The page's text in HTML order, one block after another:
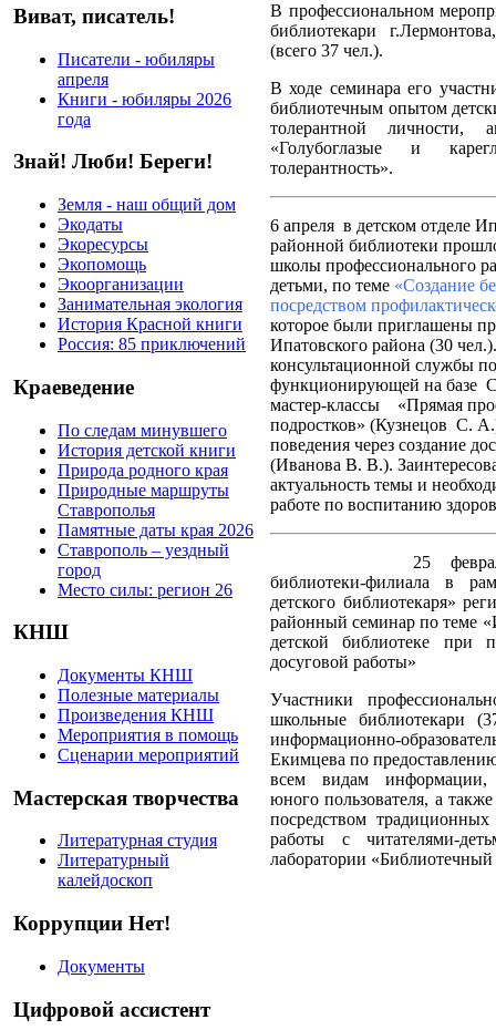
Виват, писатель!
Писатели - юбиляры
апреля
Книги - юбиляры 2026
года
Знай! Люби! Береги!
Земля - наш общий дом
Экодаты
Экоресурсы
Экопомощь
Экоорганизации
Занимательная экология
История Красной книги
Россия: 85 приключений
Краеведение
По следам минувшего
История детской книги
Природа родного края
Природные маршруты
Ставрополья
Памятные даты края 2026
Ставрополь – уездный
город
Место силы: регион 26
КНШ
Документы КНШ
Полезные материалы
Произведения КНШ
Мероприятия в помощь
Сценарии мероприятий
Мастерская творчества
Литературная студия
Литературный
калейдоскоп
Коррупции Нет!
Документы
Цифровой ассистент
В профессиональном
библиотекари
(всего 37 чел.).
В ходе семинара его
библиотечным опытом
толерантной личности,
«Голубоглазые и
толерантность».
6 апреля в детском отделе
районной библиотеки
школы профессионального
детьми, по теме «Создание
посредством
которое были приглашены
Ипатовского района (30
консультационной службы
функционирующей на базе
мастер-классы
«Прямая
подростков» (Кузнецов С.
поведения через создание
(Иванова В. В.).
актуальность темы и
работе по воспитанию
25
библиотеки-филиала в
детского библиотекаря»
районный семинар по теме
детской библиотеке при
досуговой работы»
Участники
школьные библиотекари
информационно-
Екимцева по
всем видам информации,
юного пользователя, а
посредством
работы с читателями-
лаборатории «Библиотечный